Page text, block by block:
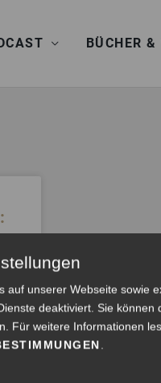
BÜCHER
auf unserer Webseite sowie
deaktiviert. Sie können
Für weitere Informationen
.